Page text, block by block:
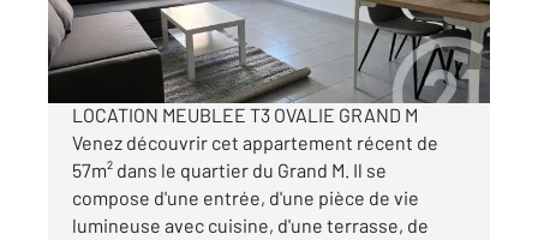
850 €
par mois charges comprises
LOCATION MEUBLEE T3 OVALIE GRAND M
Venez découvrir cet appartement récent de
57m² dans le quartier du Grand M. Il se
compose d'une entrée, d'une pièce de vie
lumineuse avec cuisine, d'une terrasse, de